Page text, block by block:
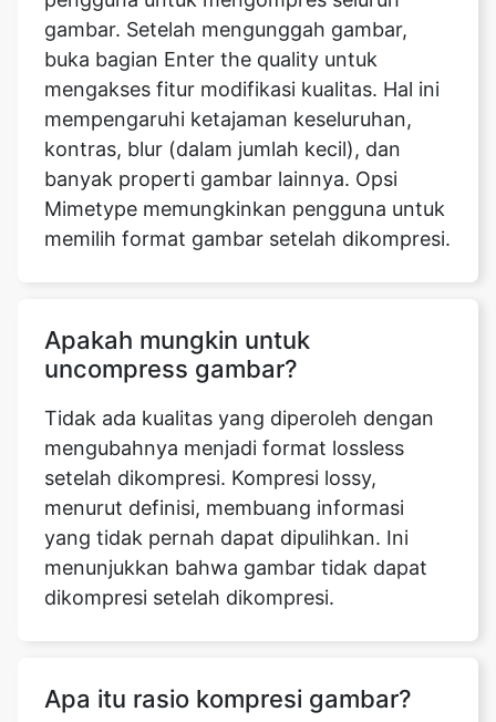
mempengaruhi ketajaman keseluruhan,
kontras, blur (dalam jumlah kecil), dan
banyak properti gambar lainnya. Opsi
Mimetype memungkinkan pengguna untuk
memilih format gambar setelah dikompresi.
Apakah mungkin untuk
mengubahnya menjadi format lossless
setelah dikompresi. Kompresi lossy,
menurut definisi, membuang informasi
yang tidak pernah dapat dipulihkan. Ini
menunjukkan bahwa gambar tidak dapat
dikompresi setelah dikompresi.
Apa itu rasio kompresi gambar?
terkompresi dikenal sebagai rasio kompresi
data. Misalnya, representasi yang